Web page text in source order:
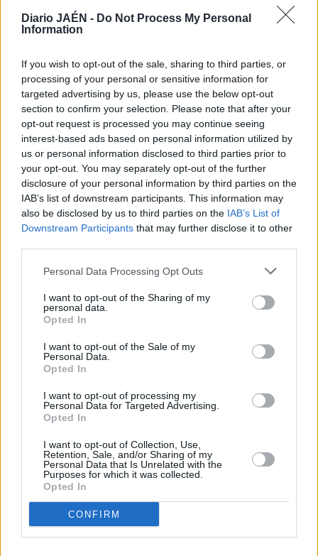
Diario JAÉN - Do Not Process My Personal
Information
If you wish to opt-out of the sale, sharing to third parties, or
processing of your personal or sensitive information for
targeted advertising by us, please use the below opt-out
section to confirm your selection. Please note that after your
opt-out request is processed you may continue seeing
interest-based ads based on personal information utilized by
us or personal information disclosed to third parties prior to
your opt-out. You may separately opt-out of the further
disclosure of your personal information by third parties on the
IAB’s list of downstream participants. This information may
also be disclosed by us to third parties on the IAB’s List of
Downstream Participants that may further disclose it to other
Personal Data Processing Opt Outs
I want to opt-out of the Sharing of my
personal data.
Opted In
I want to opt-out of the Sale of my
Personal Data.
Opted In
I want to opt-out of processing my
Personal Data for Targeted Advertising.
Opted In
I want to opt-out of Collection, Use,
Retention, Sale, and/or Sharing of my
Personal Data that Is Unrelated with the
Purposes for which it was collected.
Opted In
CONFIRM
falleció en un accidente entre un camión y un furgón que
salida de vía en Baeza. En Cazorla, dos días antes, una
adolescente de Cazorla murió en un choque frontal entre
vehículos en la A-319, que dejó tres heridos también. El
peor suceso se produjo el 26 de julio, cuando tres
personas, dos de ellas menores, fallecieron al volcar su
furgoneta. Ese mismo día, se conoció que un bailenense de
veinticuatro años perdía la vida en un accidente entre una
motocicleta y un turismo en la N-IV.